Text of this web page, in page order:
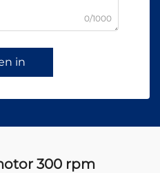
0/1000
in
300 rpm